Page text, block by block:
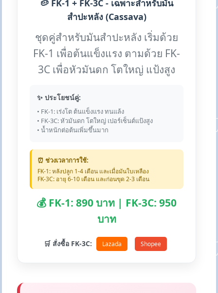
🥔 FK-1 + FK-3C - เฉพาะสำหรับมัน
สำปะหลัง (Cassava)
ชุดคู่สำหรับมันสำปะหลัง เริ่มด้วย
FK-1 เพื่อต้นแข็งแรง ตามด้วย FK-
3C เพื่อหัวมันดก โตใหญ่ แป้งสูง
✨ ประโยชน์คู่:
• FK-1: เร่งโต ต้นแข็งแรง ทนแล้ง
• FK-3C: หัวมันดก โตใหญ่ เปอร์เซ็นต์แป้งสูง
• น้ำหนักต่อต้นเพิ่มขึ้นมาก
⏰ ช่วงเวลาการใช้:
FK-1: หลังปลูก 1-4 เดือน และเมื่อมันใบเหลือง
FK-3C: อายุ 6-10 เดือน และก่อนขุด 2-3 เดือน
💰 FK-1: 890 บาท | FK-3C: 950
บาท
🛒 สั่งซื้อ FK-3C: Lazada Shopee